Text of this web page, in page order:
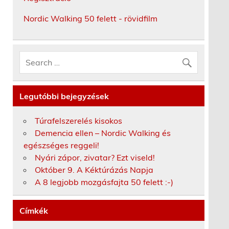
Nordic Walking 50 felett - rövidfilm
Legutóbbi bejegyzések
Túrafelszerelés kisokos
Demencia ellen – Nordic Walking és
egészséges reggeli!
Nyári zápor, zivatar? Ezt viseld!
Október 9. A Kéktúrázás Napja
A 8 legjobb mozgásfajta 50 felett :-)
Címkék